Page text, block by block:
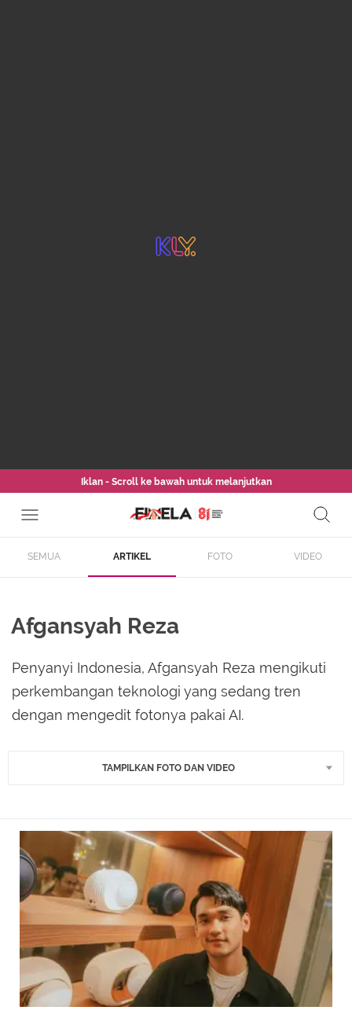
Iklan - Scroll ke bawah untuk melanjutkan
SEMUA ARTIKEL FOTO VIDEO
Afgansyah Reza
Penyanyi Indonesia, Afgansyah Reza mengikuti
perkembangan teknologi yang sedang tren
dengan mengedit fotonya pakai AI.
TAMPILKAN FOTO DAN VIDEO